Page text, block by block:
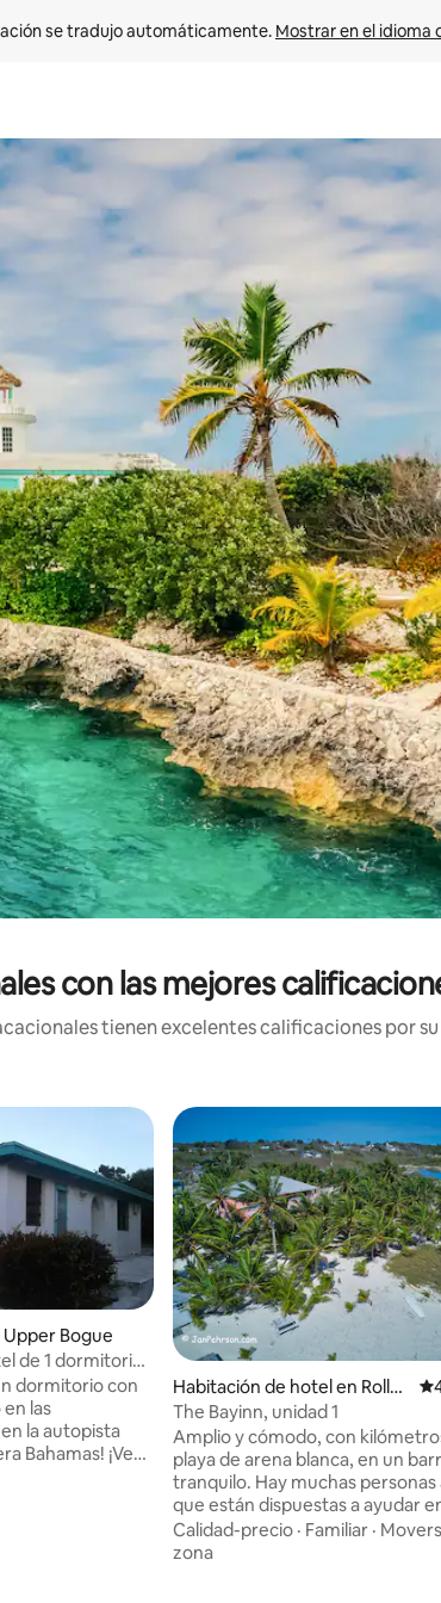
se tradujo automáticamente. Mostrar en el idioma
flecha hacia arriba y hacia abajo o explora con el tacto
con las mejores
tienen excelentes calificaciones por
reseñas
Bogue
de 1 dormitorio
rosa!
dormitorio con
las
la autopista
Bahamas! ¡Ven
Habitación de hotel en Rollev
ille
The Bayinn, unidad 1
Amplio y cómodo, con
playa de arena blanca, en un
tranquilo. Hay muchas personas
que están dispuestas a ayudar
que sea posible. Fácil acceso a
famosos "cerdos de natación",
Calidad-precio · Familiar ·
zona